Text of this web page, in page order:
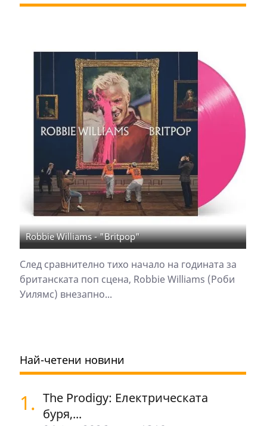
Robbie Williams - "Britpop"
След сравнително тихо начало на годината за
британската поп сцена, Robbie Williams (Роби
Уилямс) внезапно...
Най-четени новини
1. The Prodigy: Електрическата
буря,...